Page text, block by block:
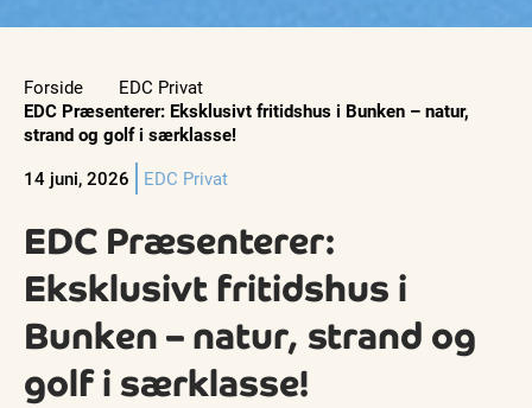
Forside
EDC Privat
EDC Præsenterer: Eksklusivt fritidshus i Bunken – natur,
strand og golf i særklasse!
14 juni, 2026
EDC Privat
EDC Præsenterer:
Eksklusivt fritidshus i
Bunken – natur, strand og
golf i særklasse!